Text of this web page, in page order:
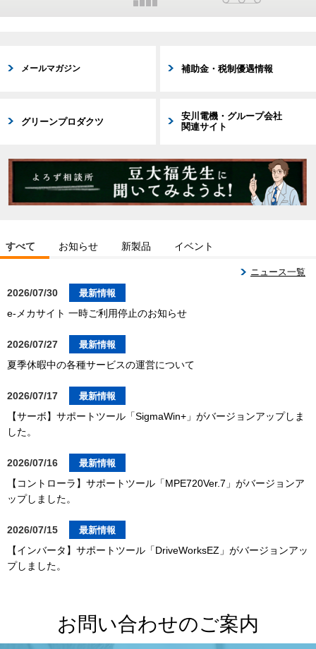
メールマガジン 補助金・税制優遇情報
グリーンプロダクツ
安川電機・グループ会社
関連サイト
すべて お知らせ 新製品 イベント
ニュース一覧
2026/07/30 最新情報
e-メカサイト 一時ご利用停止のお知らせ
2026/07/27 最新情報
夏季休暇中の各種サービスの運営について
2026/07/17 最新情報
【サーボ】サポートツール「SigmaWin+」がバージョンアップしま
した。
2026/07/16 最新情報
【コントローラ】サポートツール「MPE720Ver.7」がバージョンア
ップしました。
2026/07/15 最新情報
【インバータ】サポートツール「DriveWorksEZ」がバージョンアッ
プしました。
お問い合わせのご案内